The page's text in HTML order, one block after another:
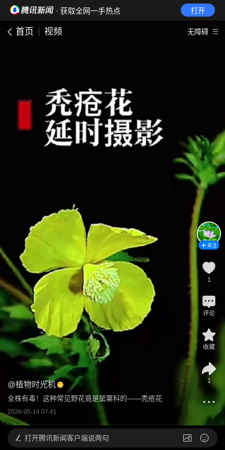
· 获取全网一手热点 打开
首页 视频 无障碍
@植物时光机
全株有毒！这种常见野花竟是罂粟科的——秃疮花
2026-05-14 07:41
关注
1
评论
收藏
1
打开腾讯新闻客户端说两句